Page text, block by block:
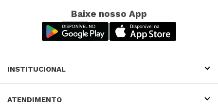
Baixe nosso App
INSTITUCIONAL
ATENDIMENTO